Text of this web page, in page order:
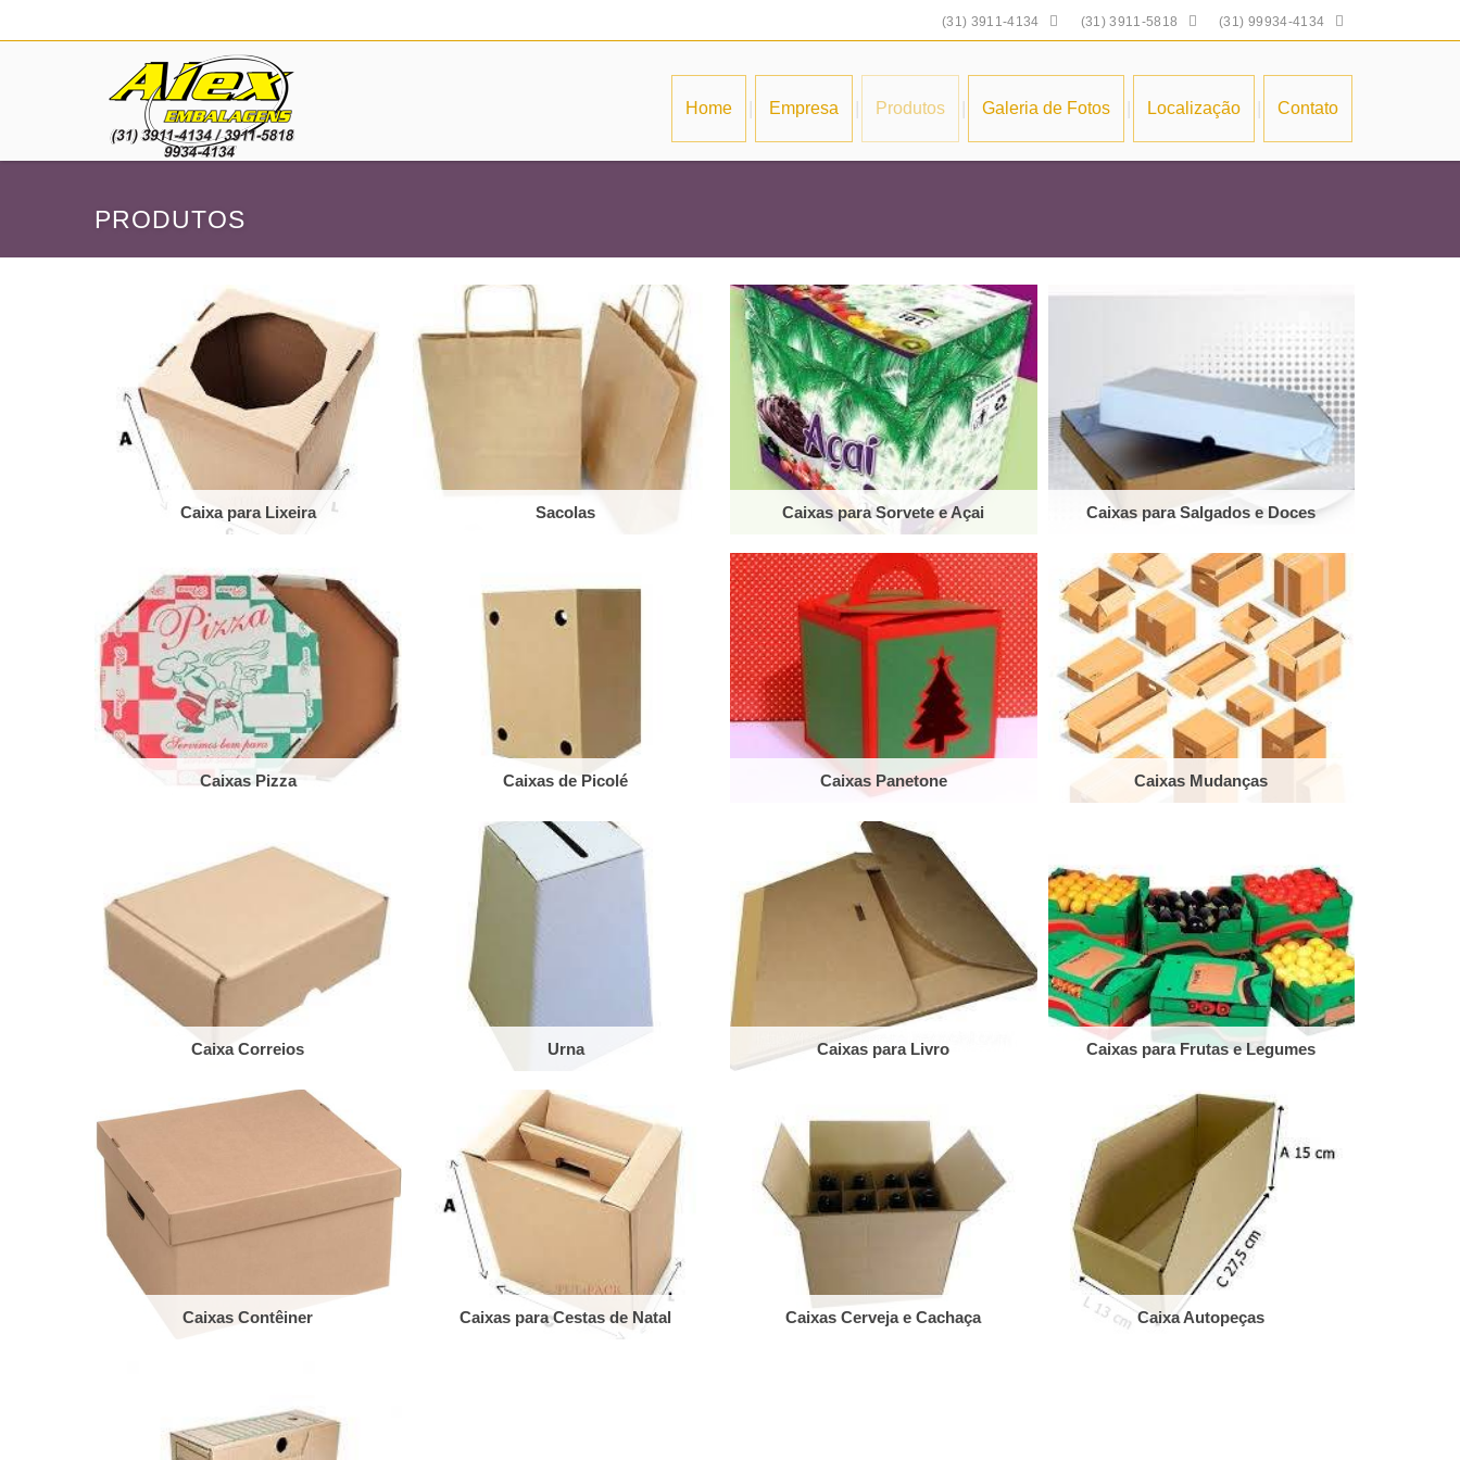
(31) 3911-4134  (31) 3911-5818  (31) 99934-4134 
Home Empresa Produtos Galeria de Fotos Localização Contato
PRODUTOS
Caixa para Lixeira Sacolas Caixas para Sorvete e Açai Caixas para Salgados e Doces
Caixas Pizza Caixas de Picolé Caixas Panetone Caixas Mudanças
Caixa Correios Urna Caixas para Livro Caixas para Frutas e Legumes
Caixas Contêiner Caixas para Cestas de Natal Caixas Cerveja e Cachaça Caixa Autopeças